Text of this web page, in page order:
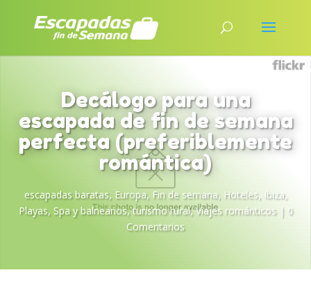
Decálogo para una
escapada de fin de semana
perfecta (preferiblemente
romántica)
escapadas baratas, Europa, Fin de semana, Hoteles, Ibiza,
Playas, Spa y balnearios,turismo rural,Viajes románticos| 0
Comentarios